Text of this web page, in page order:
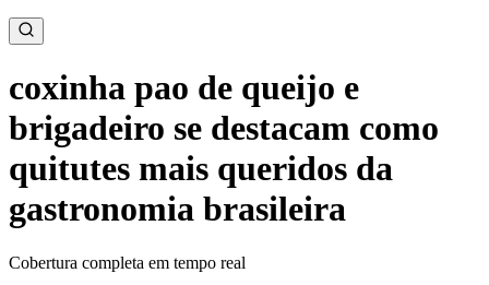
coxinha pao de queijo e
brigadeiro se destacam como
quitutes mais queridos da
gastronomia brasileira
Cobertura completa em tempo real